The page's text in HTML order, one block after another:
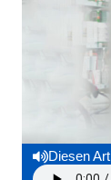
Diesen